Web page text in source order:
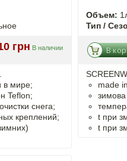
грн В наличии
в мире;
Teflon;
снега;
креплений;
Объем:
Тип /
В
made
зимова
t при
t при